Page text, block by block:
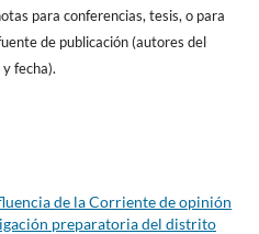
para conferencias, tesis, o para
de publicación (autores del
fecha).
de la Corriente de opinión
preparatoria del distrito